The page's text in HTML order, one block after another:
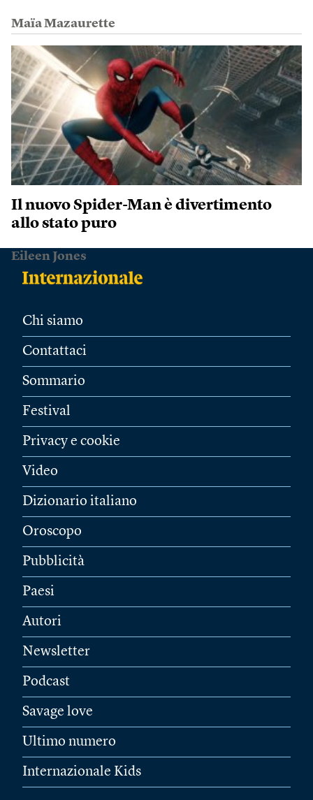
Maïa Mazaurette
Il nuovo Spider-Man è divertimento
allo stato puro
Eileen Jones
Chi siamo
Contattaci
Sommario
Festival
Privacy e cookie
Video
Dizionario italiano
Oroscopo
Pubblicità
Paesi
Autori
Newsletter
Podcast
Savage love
Ultimo numero
Internazionale Kids